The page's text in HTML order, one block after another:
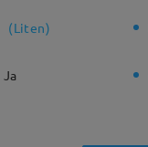
(Liten)
Ja